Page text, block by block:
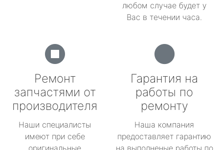
любом случае будет у
Вас в течении часа.
Ремонт
запчастями от
производителя
Наши специалисты
имеют при себе
оригинальные
Гарантия на
работы по
ремонту
Наша компания
предоставляет гарантию
на выполненые работы по